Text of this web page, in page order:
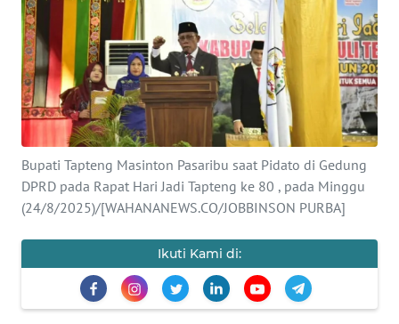
Bupati Tapteng Masinton Pasaribu saat Pidato di Gedung
DPRD pada Rapat Hari Jadi Tapteng ke 80 , pada Minggu
(24/8/2025)/[WAHANANEWS.CO/JOBBINSON PURBA]
Ikuti Kami di:
BERITA
KONTAK
KAMI
INFO
TENTANG
KAMI
MEDIA